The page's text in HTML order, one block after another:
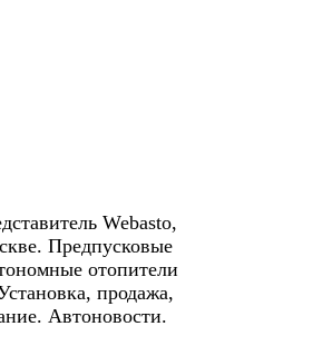
Webasto,
Предпусковые
отопители
продажа,
Автоновости.
скидки на